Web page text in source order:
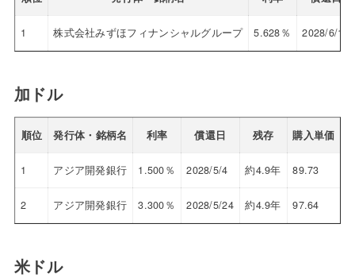
1 株式会社みずほフィナンシャルグループ 5.628％ 2028/6/13
加ドル
順位 発行体・銘柄名 利率 償還日 残存 購入単価
1 アジア開発銀行 1.500％ 2028/5/4 約4.9年 89.73
2 アジア開発銀行 3.300％ 2028/5/24 約4.9年 97.64
米ドル